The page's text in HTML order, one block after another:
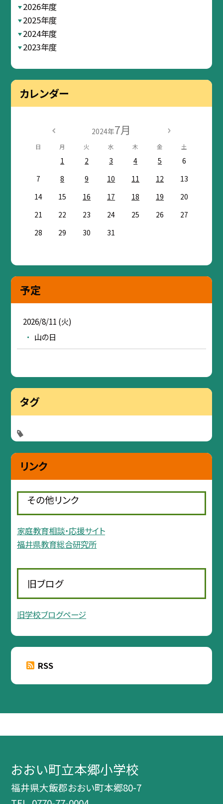
2026年度
2025年度
2024年度
2023年度
カレンダー
2024年7月
日 月 火 水 木 金 土
1 2 3 4 5
6
7
8 9 10 11 12
13
14
15 16 17 18 19
20
21
22 23 24 25 26
27
28
29 30 31
予定
2026/8/11 (火)
山の日
タグ
リンク
その他リンク
家庭教育相談・応援サイト
福井県教育総合研究所
旧ブログ
旧学校ブログページ
RSS
おおい町立本郷小学校
福井県大飯郡おおい町本郷80-7